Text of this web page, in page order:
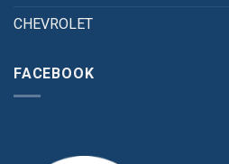
CHEVROLET
FACEBOOK